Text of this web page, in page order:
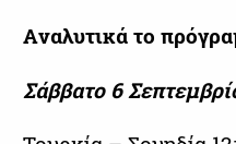
Aναλυτικά το
Σάββατο 6